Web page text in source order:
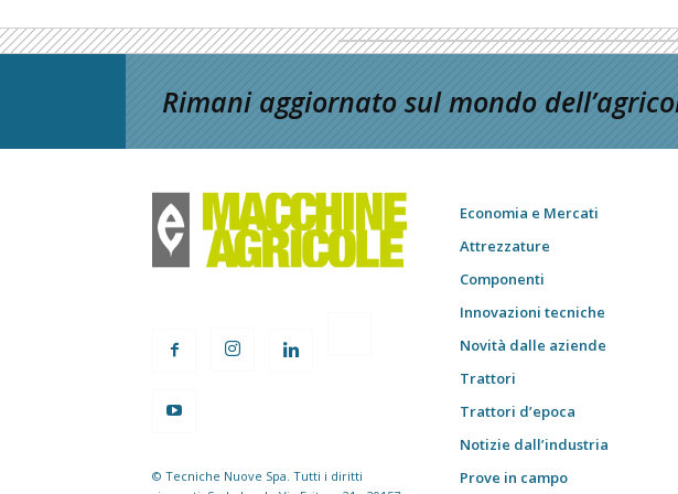
Rimani aggiornato sul mondo
© Tecniche Nuove Spa. Tutti i diritti
Economia e Mercati
Attrezzature
Componenti
Innovazioni tecniche
Novità dalle aziende
Trattori
Trattori d’epoca
Notizie dall’industria
Prove in campo